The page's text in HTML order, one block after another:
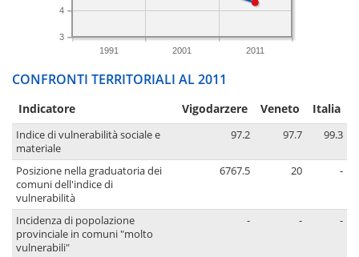
1991 2001 2011
3
4
CONFRONTI TERRITORIALI AL 2011
Indicatore Vigodarzere Veneto Italia
Indice di vulnerabilità sociale e
materiale
97.2 97.7 99.3
Posizione nella graduatoria dei
comuni dell'indice di
vulnerabilità
6767.5 20 -
Incidenza di popolazione
provinciale in comuni "molto
vulnerabili"
- - -